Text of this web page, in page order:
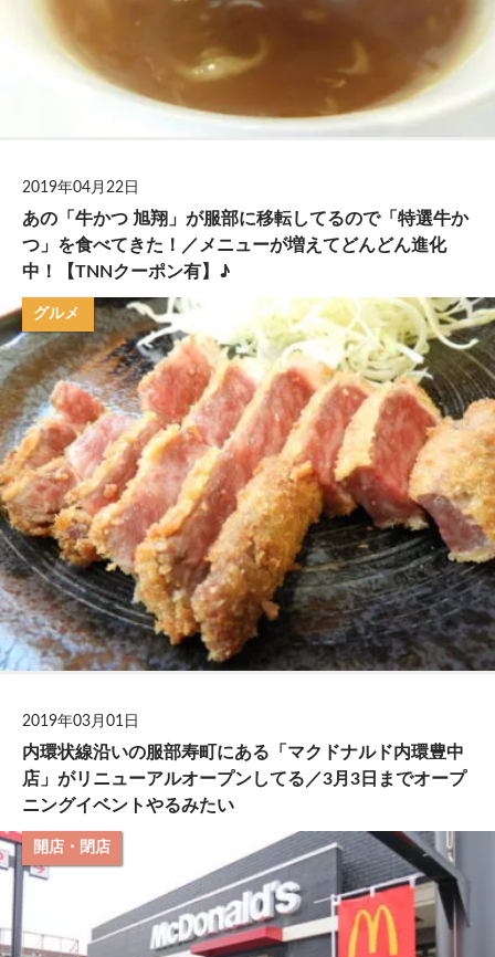
2019年04月22日
あの「牛かつ 旭翔」が服部に移転してるので「特選牛か
つ」を食べてきた！／メニューが増えてどんどん進化
中！【TNNクーポン有】♪
グルメ
2019年03月01日
内環状線沿いの服部寿町にある「マクドナルド内環豊中
店」がリニューアルオープンしてる／3月3日までオープ
ニングイベントやるみたい
開店・閉店